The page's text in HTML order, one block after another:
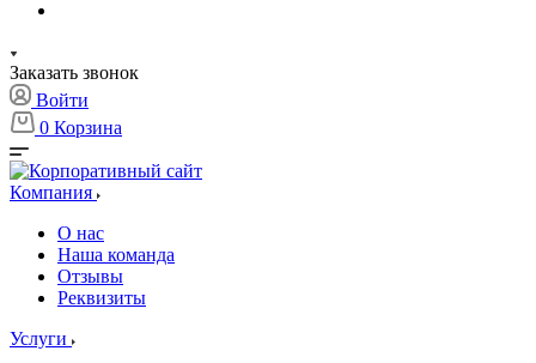
Заказать звонок
Войти
0 Корзина
Компания
О нас
Наша команда
Отзывы
Реквизиты
Услуги